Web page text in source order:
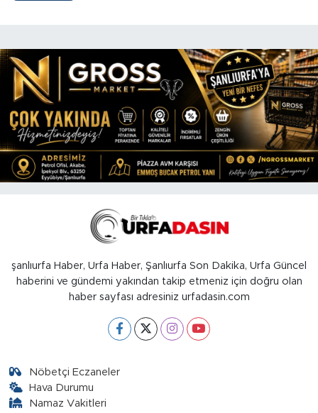
şanlıurfa Haber, Urfa Haber, Şanlıurfa Son Dakika, Urfa Güncel
haberini ve gündemi yakından takip etmeniz için doğru olan
haber sayfası adresiniz urfadasin.com
Nöbetçi Eczaneler
Hava Durumu
Namaz Vakitleri